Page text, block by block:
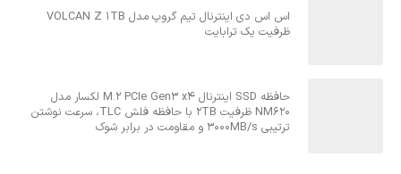
اس اس دی اینترنال تیم گروپ مدل VOLCAN Z 1TB
ظرفیت یک ترابایت
حافظه SSD اینترنال M.2 PCIe Gen3 x4 لکسار مدل
NM620 ظرفیت 2TB با حافظه فلش TLC، سرعت نوشتن
ترتیبی 3000MB/s و مقاومت در برابر شوک